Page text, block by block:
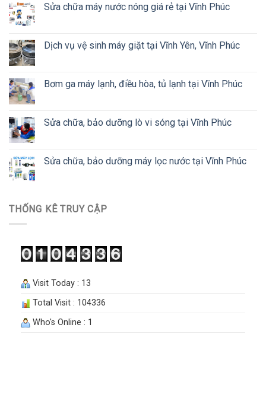
Sửa chữa máy nước nóng giá rẻ tại Vĩnh Phúc
Dịch vụ vệ sinh máy giặt tại Vĩnh Yên, Vĩnh Phúc
Bơm ga máy lạnh, điều hòa, tủ lạnh tại Vĩnh Phúc
Sửa chữa, bảo dưỡng lò vi sóng tại Vĩnh Phúc
Sửa chữa, bảo dưỡng máy lọc nước tại Vĩnh Phúc
THỐNG KÊ TRUY CẬP
Visit Today : 13
Total Visit : 104336
Who's Online : 1